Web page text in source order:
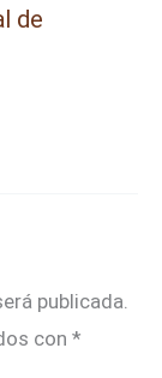
de
publicada.
con *